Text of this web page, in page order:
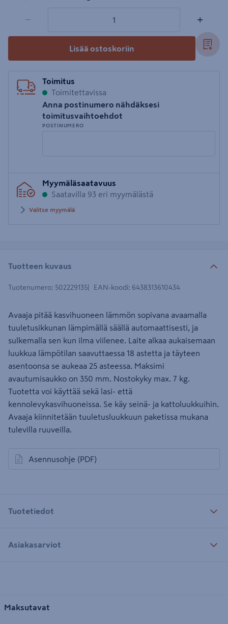
− +
Lisää ostoskoriin
Toimitus
Toimitettavissa
Anna postinumero nähdäksesi
toimitusvaihtoehdot
POSTINUMERO
postinumero
Myymäläsaatavuus
Saatavilla 93 eri myymälästä
Valitse myymälä
Tuotteen kuvaus
Tuotenumero: 502229135 EAN-koodi: 6438313610434
Avaaja pitää kasvihuoneen lämmön sopivana avaamalla
tuuletusikkunan lämpimällä säällä automaattisesti, ja
sulkemalla sen kun ilma viilenee. Laite alkaa aukaisemaan
luukkua lämpötilan saavuttaessa 18 astetta ja täyteen
asentoonsa se aukeaa 25 asteessa. Maksimi
avautumisaukko on 350 mm. Nostokyky max. 7 kg.
Tuotetta voi käyttää sekä lasi- että
kennolevykasvihuoneissa. Se käy seinä- ja kattoluukkuihin.
Avaaja kiinnitetään tuuletusluukkuun paketissa mukana
tulevilla ruuveilla.
Asennusohje (PDF)
avautuu uuteen välilehteen
Tuotetiedot
Asiakasarviot
Maksutavat